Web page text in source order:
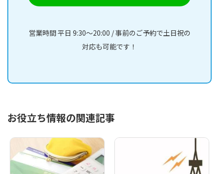
営業時間 平日 9:30～20:00 / 事前のご予約で土日祝の
対応も可能です！
お役立ち情報の関連記事